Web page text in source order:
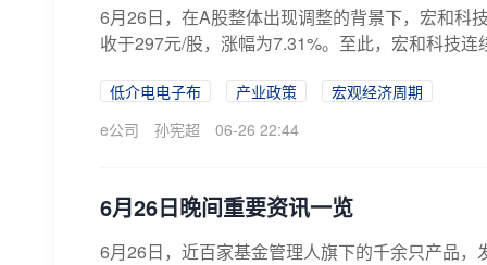
6月26日，在A股整体出现调整的背景下，宏和科
收于297元/股，涨幅为7.31%。至此，宏和科技连
低介电电子布 产业政策
宏观经济周期
e公司
孙宪超 06-26 22:44
6月26日晚间重要资讯一览
6月26日，近百家基金管理人旗下的千余只产品